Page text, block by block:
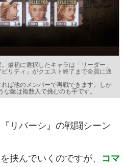
最初に選択したキャラは「リーダー」
リティ」がクエスト終了まで全員に適
ば他のメンバーで再戦できます。しか
な敵は複数人で挑むのも手です。
リバーシ』の戦闘シーン
挟んでいくのですが、 コマ